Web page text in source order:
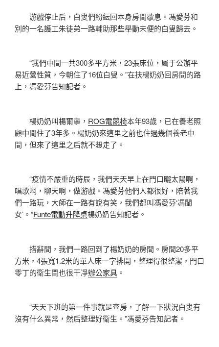
游戲停止后，白叟們紛紜回本身房間歇息。馮愛芬和
別的一名護工朱徒弟一路輔助那些舉動未便的白叟歸去。
“我們中間一共300多平方米，23張床位，屬于公辦平
易近營性質，今朝住了16位白叟。”在扶楊奶奶回房間的路
上，馮愛芬告知記者。
楊奶奶叫楊爾寧， ROG電競椅本年93歲，已在養老照
顧中間住了3年多。楊奶奶來這里之前也住過幾個養老中
間，但來了這里之后就不想走了。
“疫情不嚴重的時辰，我們天天早上在門口曬太陽啊，
唱歌啊，聊天啊，做游戲。馮愛芬他們人都很好，陪著我
們一路玩，大師在一路有說有笑，我們都叫馮愛芬‘馮閨
女’。”Funte電動升降桌楊奶奶告知記者。
措辭間，我們一路回到了楊奶奶的房間。房間20多平
方米，4張寬1.2米的單人床一字排開，整理得很整潔，門口
零丁的衛生間也很干凈辦公家具 。
“天天下班的第一件事就是查房，了解一下狀況白叟有
沒有什么異常，然后整理好衛生。”馮愛芬告知記者。